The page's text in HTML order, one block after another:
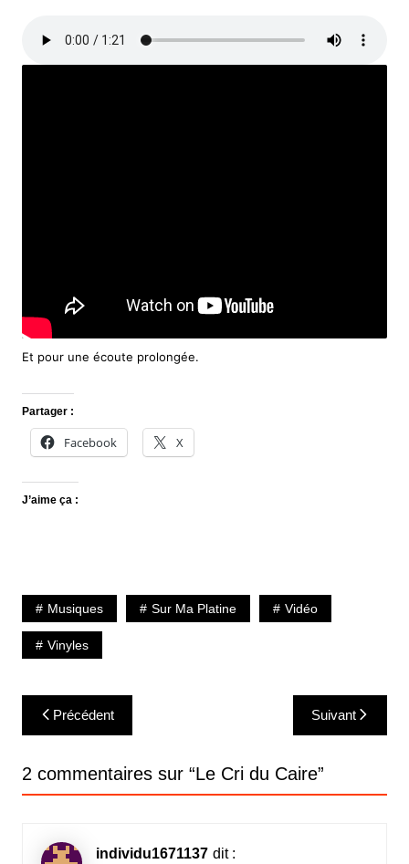
Et pour une écoute prolongée.
Partager :
Facebook X
J’aime ça :
Musiques Sur Ma Platine Vidéo
Vinyles
Navigation
de
l’article
Précédent Suivant
2 commentaires sur “Le Cri du Caire”
individu1671137 dit :